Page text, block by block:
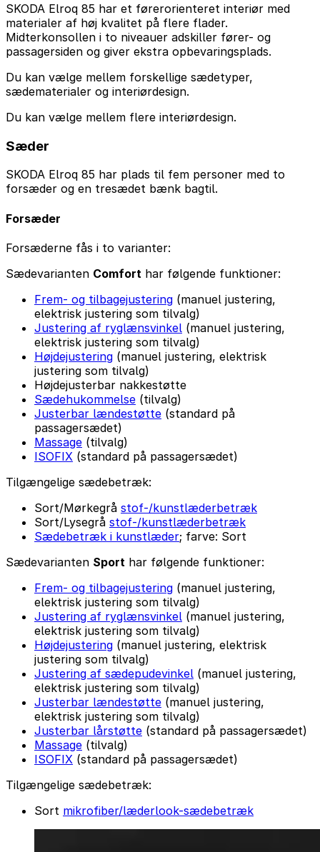
SKODA Elroq 85 har et førerorienteret interiør med
materialer af høj kvalitet på flere flader.
Midterkonsollen i to niveauer adskiller fører- og
passagersiden og giver ekstra opbevaringsplads.
Du kan vælge mellem forskellige sædetyper,
sædematerialer og interiørdesign.
Du kan vælge mellem flere interiørdesign.
Sæder
SKODA Elroq 85 har plads til fem personer med to
forsæder og en tresædet bænk bagtil.
Forsæder
Forsæderne fås i to varianter:
Sædevarianten Comfort har følgende funktioner:
Frem- og tilbagejustering (manuel justering,
elektrisk justering som tilvalg)
Justering af ryglænsvinkel (manuel justering,
elektrisk justering som tilvalg)
Højdejustering (manuel justering, elektrisk
justering som tilvalg)
Højdejusterbar nakkestøtte
Sædehukommelse (tilvalg)
Justerbar lændestøtte (standard på
passagersædet)
Massage (tilvalg)
ISOFIX (standard på passagersædet)
Tilgængelige sædebetræk:
Sort/Mørkegrå stof-/kunstlæderbetræk
Sort/Lysegrå stof-/kunstlæderbetræk
Sædebetræk i kunstlæder; farve: Sort
Sædevarianten Sport har følgende funktioner:
Frem- og tilbagejustering (manuel justering,
elektrisk justering som tilvalg)
Justering af ryglænsvinkel (manuel justering,
elektrisk justering som tilvalg)
Højdejustering (manuel justering, elektrisk
justering som tilvalg)
Justering af sædepudevinkel (manuel justering,
elektrisk justering som tilvalg)
Justerbar lændestøtte (manuel justering,
elektrisk justering som tilvalg)
Justerbar lårstøtte (standard på passagersædet)
Massage (tilvalg)
ISOFIX (standard på passagersædet)
Tilgængelige sædebetræk:
Sort mikrofiber/læderlook-sædebetræk